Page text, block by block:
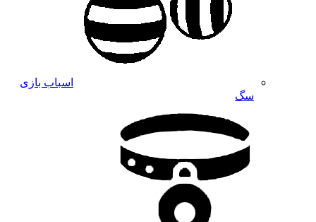
اسباب بازی
سگ